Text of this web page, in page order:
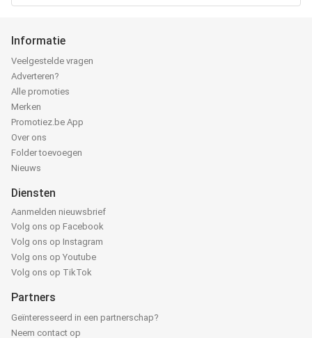
Informatie
Veelgestelde vragen
Adverteren?
Alle promoties
Merken
Promotiez.be App
Over ons
Folder toevoegen
Nieuws
Diensten
Aanmelden nieuwsbrief
Volg ons op Facebook
Volg ons op Instagram
Volg ons op Youtube
Volg ons op TikTok
Partners
Geïnteresseerd in een partnerschap?
Neem contact op